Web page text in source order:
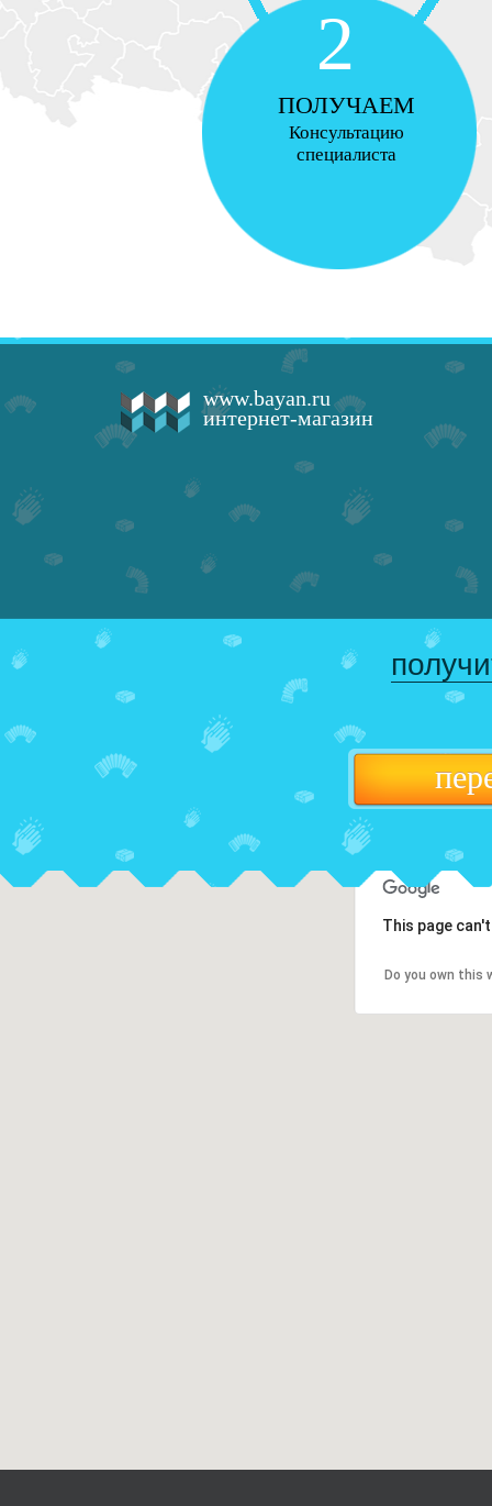
2
ПОЛУЧАЕМ
Консультацию
специалиста
www.bayan.ru
интернет-магазин
This page
Do you own this